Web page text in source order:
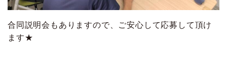
合同説明会もありますので、ご安心して応募して頂け
ます★